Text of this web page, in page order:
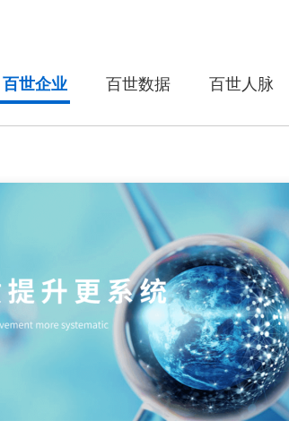
百世企业 百世数据 百世人脉